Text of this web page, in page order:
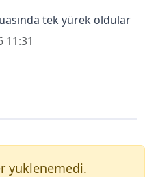
tek yürek oldular
11:31
yuklenemedi.